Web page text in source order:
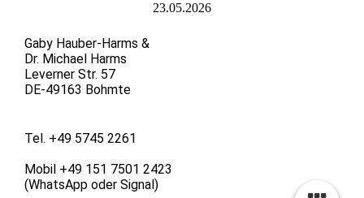
23.05.2026
Gaby Hauber-Harms &
Dr. Michael Harms
Leverner Str. 57
DE-49163 Bohmte
Tel. +49 5745 2261
Mobil +49 151 7501 2423
(WhatsApp oder Signal)